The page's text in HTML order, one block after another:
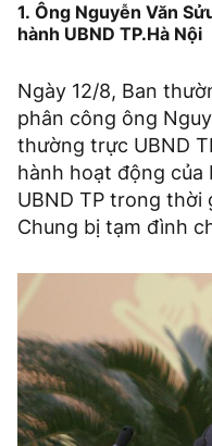
1. Ông Nguyễn Văn
hành UBND TP.Hà Nội
Ngày 12/8, Ban
phân công ông
thường trực UBND
hành hoạt động của
UBND TP trong thời
Chung bị tạm đình